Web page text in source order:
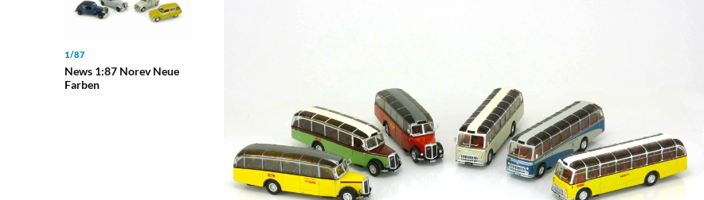
1/87
News 1:87 Norev Neue
Farben